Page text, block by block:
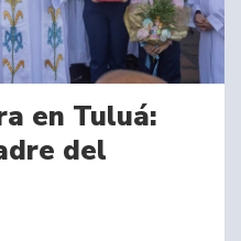
en Tuluá:
del